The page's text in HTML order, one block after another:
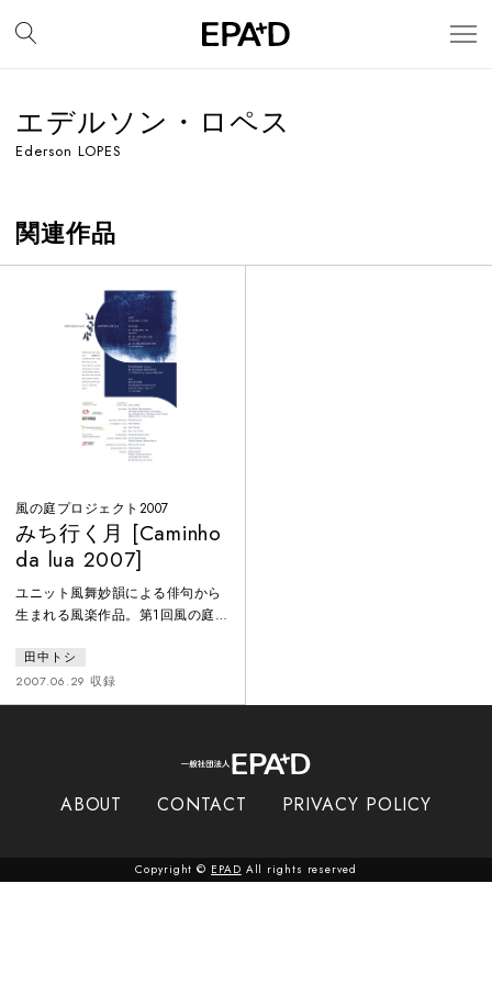
エデルソン・ロペス
Ederson LOPES
関連作品
風の庭プロジェクト2007
みち行く月 [Caminho
da lua 2007]
ユニット風舞妙韻による俳句から
生まれる風楽作品。第1回風の庭プ
中トシ。アルテゾンス・ド・コー
ポ、ニレ・アートとのコラボレー
ションにより風の家（サンパウ
身体と自然を廻ぐるパフォーマン
化局文化活動プログラム（Pac）の
田中トシ
2007.06.29 収録
ABOUT CONTACT PRIVACY POLICY
Copyright © EPAD All rights reserved